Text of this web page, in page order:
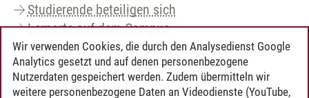
Studierende beteiligen sich
Lernorte auf dem Campus
Allgemeiner Student*innenausschuss (AStA)
Fallstudienbüro - studentische
Forschungsprojekte
Wir verwenden Cookies, die durch den Analysedienst Google
Analytics gesetzt und auf denen personenbezogene
Nutzerdaten gespeichert werden. Zudem übermitteln wir
weitere personenbezogene Daten an Videodienste (YouTube,